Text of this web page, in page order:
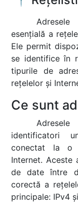
esențială a
Ele permit
se identifice în
tipurile de
rețelelor și
Ce sunt
identificatori
conectat la o
Internet. Aceste
de date între
corectă a
principale: IPv4